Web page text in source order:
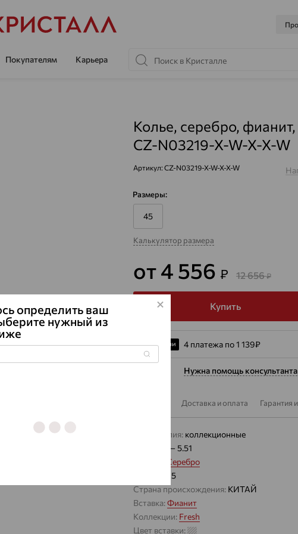
Покупателям Карьера
Колье, серебро, фианит,
CZ-N03219-X-W-X-X-W
Артикул: CZ-N03219-X-W-X-X-W
Размеры:
45
Калькулятор размера
от 4 556 ₽ 12 656₽
Купить
4 платежа по 1 139₽
Нужна помощь консультанта
Доставка и оплата Гарантия
Вид изделия: коллекционные
5.48 — 5.51
Серебро
925
Страна происхождения: КИТАЙ
Вставка:Фианит
Коллекции: Fresh
Цвет вставки:
определить ваш
нужный из